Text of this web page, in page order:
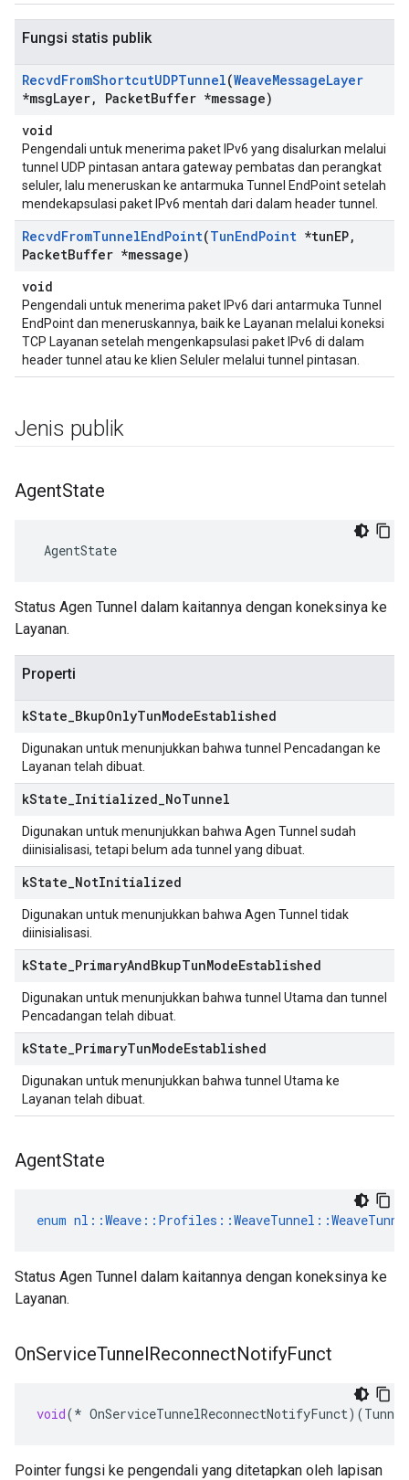
Fungsi statis publik
RecvdFromShortcutUDPTunnel(WeaveMessageLayer
*msgLayer, PacketBuffer *message)
void
Pengendali untuk menerima paket IPv6 yang disalurkan melalui
tunnel UDP pintasan antara gateway pembatas dan perangkat
seluler, lalu meneruskan ke antarmuka Tunnel EndPoint setelah
mendekapsulasi paket IPv6 mentah dari dalam header tunnel.
RecvdFromTunnelEndPoint(TunEndPoint *tunEP,
PacketBuffer *message)
void
Pengendali untuk menerima paket IPv6 dari antarmuka Tunnel
EndPoint dan meneruskannya, baik ke Layanan melalui koneksi
TCP Layanan setelah mengenkapsulasi paket IPv6 di dalam
header tunnel atau ke klien Seluler melalui tunnel pintasan.
Jenis publik
AgentState
AgentState
Status Agen Tunnel dalam kaitannya dengan koneksinya ke
Layanan.
Properti
kState BkupOnlyTunModeEstablished
Digunakan untuk menunjukkan bahwa tunnel Pencadangan ke
Layanan telah dibuat.
kState Initialized NoTunnel
Digunakan untuk menunjukkan bahwa Agen Tunnel sudah
diinisialisasi, tetapi belum ada tunnel yang dibuat.
kState NotInitialized
Digunakan untuk menunjukkan bahwa Agen Tunnel tidak
diinisialisasi.
kState PrimaryAndBkupTunModeEstablished
Digunakan untuk menunjukkan bahwa tunnel Utama dan tunnel
Pencadangan telah dibuat.
kState PrimaryTunModeEstablished
Digunakan untuk menunjukkan bahwa tunnel Utama ke
Layanan telah dibuat.
AgentState
enum nl ::Weave :: Profiles ::WeaveTunnel ::
Status Agen Tunnel dalam kaitannya dengan koneksinya ke
Layanan.
OnServiceTunnelReconnectNotifyFunct
void(* OnServiceTunnelReconnectNotifyFunct)(
Pointer fungsi ke pengendali yang ditetapkan oleh lapisan